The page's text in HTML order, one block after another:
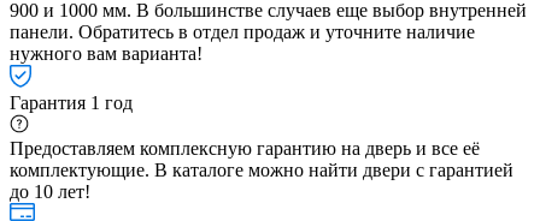
900 и 1000 мм. В большинстве случаев еще выбор внутренней
панели. Обратитесь в отдел продаж и уточните наличие
нужного вам варианта!
Гарантия 1 год
Предоставляем комплексную гарантию на дверь и все её
комплектующие. В каталоге можно найти двери с гарантией
до 10 лет!